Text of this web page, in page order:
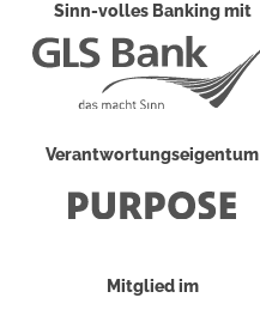
Sinn-volles Banking mit
Verantwortungseigentum
Mitglied im